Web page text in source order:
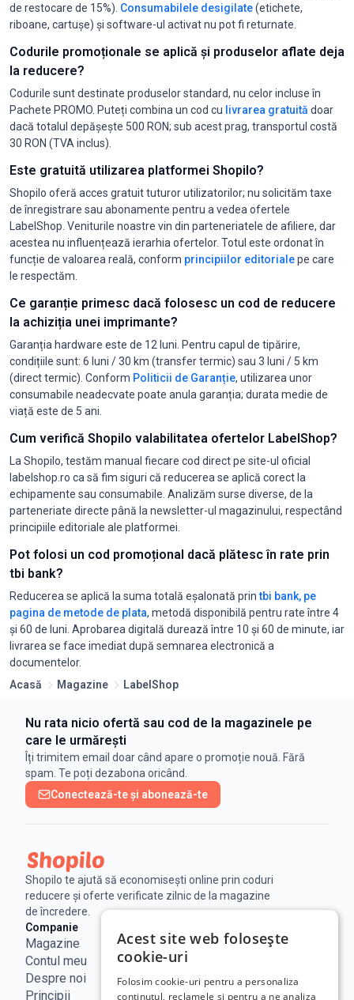
de restocare de 15%). Consumabilele desigilate(etichete,
riboane, cartușe) și software-ul activat nu pot fi returnate.
Codurile promoționale se aplică și produselor aflate deja
la reducere?
Codurile sunt destinate produselor standard, nu celor incluse în
Pachete PROMO. Puteți combina un cod cu livrarea gratuită doar
dacă totalul depășește 500 RON; sub acest prag, transportul costă
30 RON (TVA inclus).
Este gratuită utilizarea platformei Shopilo?
Shopilo oferă acces gratuit tuturor utilizatorilor; nu solicităm taxe
de înregistrare sau abonamente pentru a vedea ofertele
LabelShop. Veniturile noastre vin din parteneriatele de afiliere, dar
acestea nu influențează ierarhia ofertelor. Totul este ordonat în
funcție de valoarea reală, conform principiilor editorialepe care
le respectăm.
Ce garanție primesc dacă folosesc un cod de reducere
la achiziția unei imprimante?
Garanția hardware este de 12 luni. Pentru capul de tipărire,
condițiile sunt: 6 luni / 30 km (transfer termic) sau 3 luni / 5 km
(direct termic). Conform Politicii de Garanție, utilizarea unor
consumabile neadecvate poate anula garanția; durata medie de
viață este de 5 ani.
Cum verifică Shopilo valabilitatea ofertelor LabelShop?
La Shopilo, testăm manual fiecare cod direct pe site-ul oficial
labelshop.ro ca să fim siguri că reducerea se aplică corect la
echipamente sau consumabile. Analizăm surse diverse, de la
parteneriate directe până la newsletter-ul magazinului, respectând
principiile editoriale ale platformei.
Pot folosi un cod promoțional dacă plătesc în rate prin
tbi bank?
Reducerea se aplică la suma totală eșalonată printbi bank, pe
pagina de metode de plata, metodă disponibilă pentru rate între 4
și 60 de luni. Aprobarea digitală durează între 10 și 60 de minute, iar
livrarea se face imediat după semnarea electronică a
documentelor.
Acasă
Magazine LabelShop
Nu rata nicio ofertă sau cod de la magazinele pe
care le urmărești
Îți trimitem email doar când apare o promoție nouă. Fără
spam. Te poți dezabona oricând.
Conectează-te și abonează-te
Shopilo te ajută să economisești online prin coduri
reducere și oferte verificate zilnic de la magazine
de încredere.
Companie
Magazine
Contul meu
Despre noi
Principii
Notificare
Legala
Politica de
confidențialitate
Blog
ANPC
SAL - UE
Acest site web folosește
cookie-uri
Folosim cookie-uri pentru a personaliza
conținutul, reclamele și pentru a ne analiza